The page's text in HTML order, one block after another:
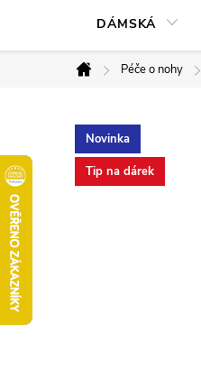
DÁMSKÁ
Domů
Péče o nohy
Novinka
Tip na dárek